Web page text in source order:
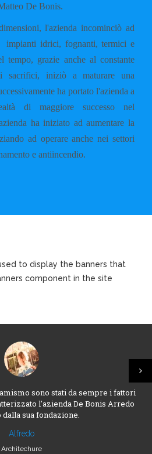
De Bonis.
l'azienda incominciò ad
impianti idrici, fognanti, termici e
tempo, grazie anche al constante
sacrifici, iniziò a maturare una
ha portato l'azienda a
di maggiore successo nel
ha iniziato ad aumentare la
ad operare anche nei settori
e antiincendio.
to display the banners that
component in the site
sono stati da sempre i fattori
l'azienda De Bonis Arredo
dalla sua fondazione.
Alfredo
Architechure